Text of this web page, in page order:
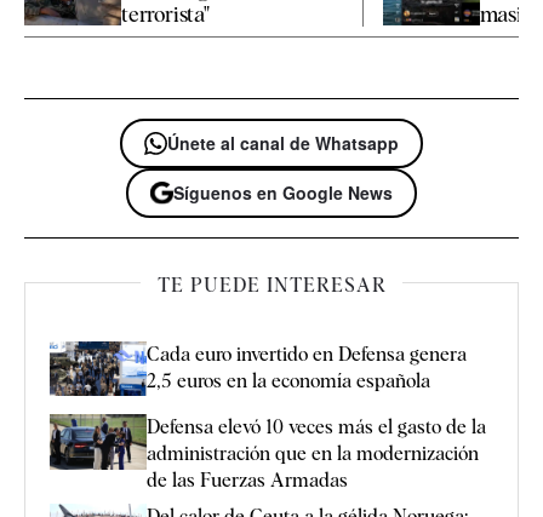
terrorista"
Únete al canal de Whatsapp
Síguenos en Google News
TE PUEDE INTERESAR
Cada euro invertido en Defensa genera
2,5 euros en la economía española
Defensa elevó 10 veces más el gasto de la
administración que en la modernización
de las Fuerzas Armadas